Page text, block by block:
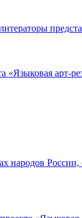
«Языковая арт-
народов